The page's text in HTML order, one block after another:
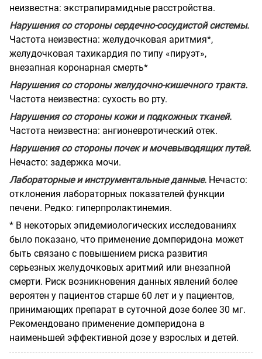
неизвестна: экстрапирамидные расстройства.
Нарушения со стороны сердечно-сосудистой системы.
Частота неизвестна: желудочковая аритмия*,
желудочковая тахикардия по типу «пируэт»,
внезапная коронарная смерть*
Нарушения со стороны желудочно-кишечного тракта.
Частота неизвестна: сухость во рту.
Нарушения со стороны кожи и подкожных тканей.
Частота неизвестна: ангионевротический отек.
Нарушения со стороны почек и мочевыводящих путей.
Нечасто: задержка мочи.
Лабораторные и инструментальные данные. Нечасто:
отклонения лабораторных показателей функции
печени. Редко: гиперпролактинемия.
* В некоторых эпидемиологических исследованиях
было показано, что применение домперидона может
быть связано с повышением риска развития
серьезных желудочковых аритмий или внезапной
смерти. Риск возникновения данных явлений более
вероятен у пациентов старше 60 лет и у пациентов,
принимающих препарат в суточной дозе более 30 мг.
Рекомендовано применение домперидона в
наименьшей эффективной дозе у взрослых и детей.